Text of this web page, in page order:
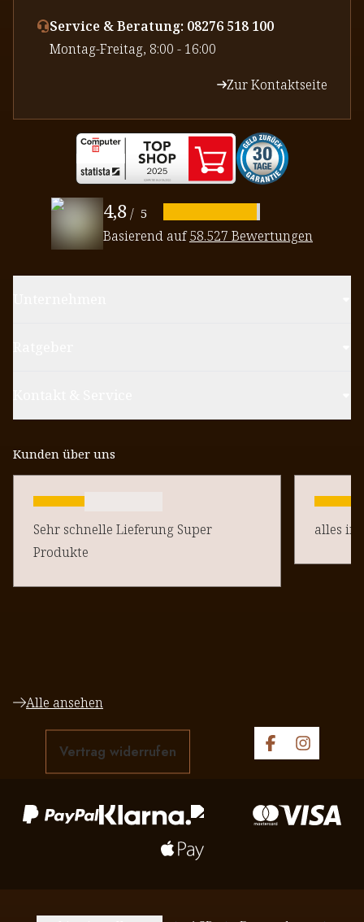
Service & Beratung: 08276 518 100
⁠Montag-Freitag, 8:00 - 16:00
Zur Kontaktseite
4,8/ 5
Basierend auf58.527 Bewertungen
Kunden über uns
Sehr schnelle Lieferung Super
Produkte
alles in
Alle ansehen
Vertrag widerrufen